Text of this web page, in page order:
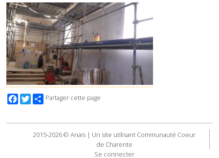
Facebook
TwitterPartager cette page
2015-2026 © Anais | Un site utilisant Communauté Coeur
de Charente
Se connecter